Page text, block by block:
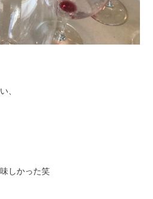
、
しかった笑